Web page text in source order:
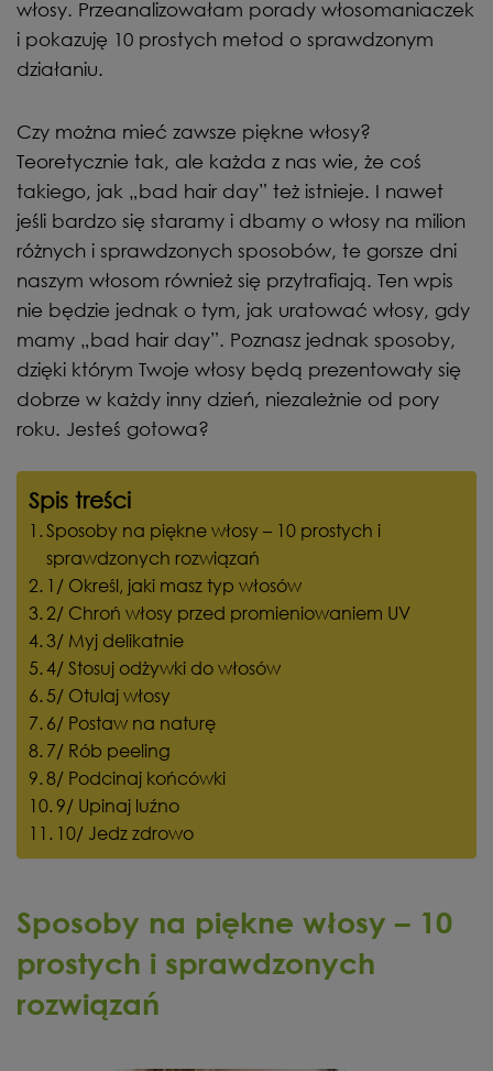
włosy. Przeanalizowałam porady włosomaniaczek
i pokazuję 10 prostych metod o sprawdzonym
działaniu.
Czy można mieć zawsze piękne włosy?
Teoretycznie tak, ale każda z nas wie, że coś
takiego, jak „bad hair day” też istnieje. I nawet
jeśli bardzo się staramy i dbamy o włosy na milion
różnych i sprawdzonych sposobów, te gorsze dni
naszym włosom również się przytrafiają. Ten wpis
nie będzie jednak o tym, jak uratować włosy, gdy
mamy „bad hair day”. Poznasz jednak sposoby,
dzięki którym Twoje włosy będą prezentowały się
dobrze w każdy inny dzień, niezależnie od pory
roku. Jesteś gotowa?
Spis treści
Sposoby na piękne włosy – 10 prostych i
sprawdzonych rozwiązań
1/ Określ, jaki masz typ włosów
2/ Chroń włosy przed promieniowaniem UV
3/ Myj delikatnie
4/ Stosuj odżywki do włosów
5/ Otulaj włosy
6/ Postaw na naturę
7/ Rób peeling
8/ Podcinaj końcówki
9/ Upinaj luźno
10/ Jedz zdrowo
Sposoby na piękne włosy – 10
prostych i sprawdzonych
rozwiązań